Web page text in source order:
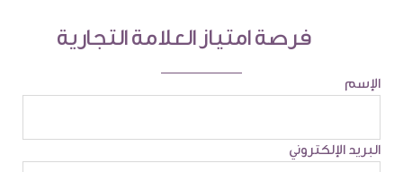
فرصة امتياز العلامة التجارية
الإسم
البريد الإلكتروني